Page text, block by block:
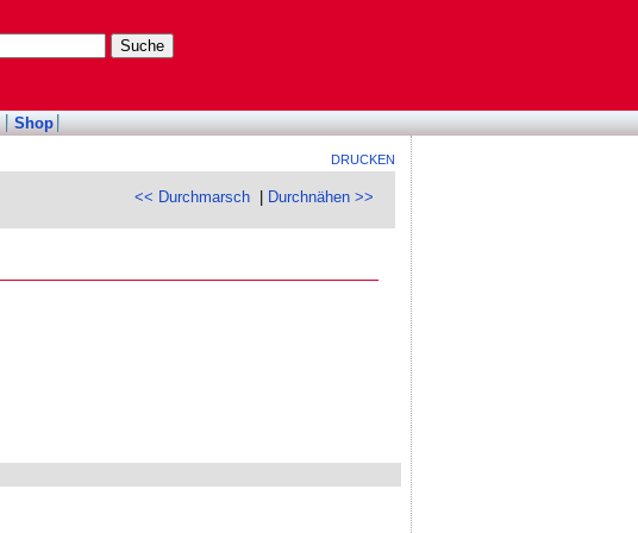
Shop
DRUCKEN
<< Durchmarsch Durchnähen >>